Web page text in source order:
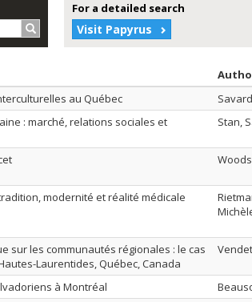
Search…
For a detailed search
Visit Papyrus
au Québec
: marché, relations sociales et
Stan,
modernité et réalité médicale
sur les communautés régionales : le cas
Laurentides, Québec, Canada
à Montréal